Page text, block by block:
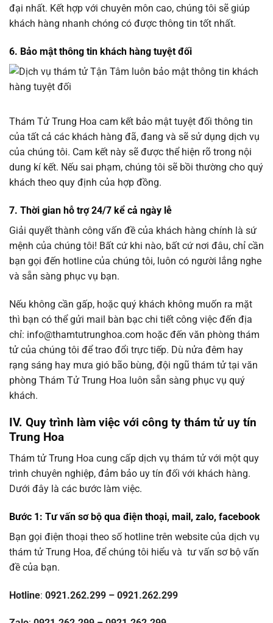
đại nhất. Kết hợp với chuyên môn cao, chúng tôi sẽ giúp
khách hàng nhanh chóng có được thông tin tốt nhất.
6. Bảo mật thông tin khách hàng tuyệt đối
Thám Tử Trung Hoa cam kết bảo mật tuyệt đối thông tin
của tất cả các khách hàng đã, đang và sẽ sử dụng dịch vụ
của chúng tôi. Cam kết này sẽ được thể hiện rõ trong nội
dung kí kết. Nếu sai phạm, chúng tôi sẽ bồi thường cho quý
khách theo quy định của hợp đồng.
7. Thời gian hỗ trợ 24/7 kể cả ngày lễ
Giải quyết thành công vấn đề của khách hàng chính là sứ
mệnh của chúng tôi! Bất cứ khi nào, bất cứ nơi đâu, chỉ cần
bạn gọi đến hotline của chúng tôi, luôn có người lắng nghe
và sẵn sàng phục vụ bạn.
Nếu không cần gấp, hoặc quý khách không muốn ra mặt
thì bạn có thể gửi mail bàn bạc chi tiết công việc đến địa
chỉ: info@thamtutrunghoa.com hoặc đến văn phòng thám
tử của chúng tôi để trao đổi trực tiếp. Dù nửa đêm hay
rạng sáng hay mưa gió bão bùng, đội ngũ thám tử tại văn
phòng Thám Tử Trung Hoa luôn sẵn sàng phục vụ quý
khách.
IV. Quy trình làm việc với công ty thám tử uy tín
Trung Hoa
Thám tử Trung Hoa cung cấp dịch vụ thám tử với một quy
trình chuyên nghiệp, đảm bảo uy tín đối với khách hàng.
Dưới đây là các bước làm việc.
Bước 1: Tư vấn sơ bộ qua điện thoại, mail, zalo, facebook
Bạn gọi điện thoại theo số hotline trên website của dịch vụ
thám tử Trung Hoa, để chúng tôi hiểu và tư vấn sơ bộ vấn
đề của bạn.
Hotline: 0921.262.299 – 0921.262.299